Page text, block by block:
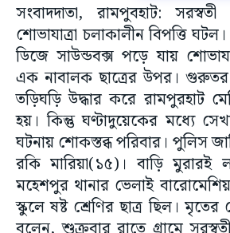
সংবাদদাতা, রামপুবহাট: সরস্বতী
শোভাযাত্রা চলাকালীন বিপত্তি
ডিজে সাউন্ডবক্স পড়ে যায়
এক নাবালক ছাত্রের উপর।
তড়িঘড়ি উদ্ধার করে রামপুরহাট
হয়। কিন্তু ঘণ্টাদুয়েকের মধ্যে
ঘটনায় শোকস্তব্ধ পরিবার। পুলিস
রকি মারিয়া(১৫)। বাড়ি মুরারই
মহেশপুর থানার ভেলাই
স্কুলে ষষ্ট শ্রেণির ছাত্র ছিল।